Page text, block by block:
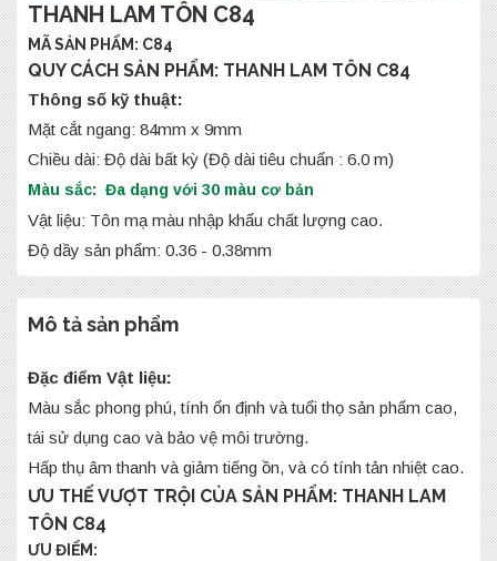
THANH LAM TÔN C84
MÃ SẢN PHẨM: C84
QUY CÁCH SẢN PHẨM: THANH LAM TÔN C84
Thông số kỹ thuật:
Mặt cắt ngang: 84mm x 9mm
Chiều dài: Độ dài bất kỳ (Độ dài tiêu chuẩn : 6.0 m)
Màu sắc: Đa dạng với 30 màu cơ bản
Vật liệu: Tôn mạ màu nhập khẩu chất lượng cao.
Độ dầy sản phẩm: 0.36 - 0.38mm
Mô tả sản phẩm
Đặc điểm Vật liệu:
Màu sắc phong phú, tính ổn định và tuổi thọ sản phẩm cao,
tái sử dụng cao và bảo vệ môi trường.
Hấp thụ âm thanh và giảm tiếng ồn, và có tính tản nhiệt cao.
ƯU THẾ VƯỢT TRỘI CỦA SẢN PHẨM: THANH LAM
TÔN C84
ƯU ĐIỂM: